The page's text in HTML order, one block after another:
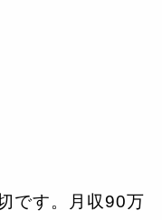
です。月収90万